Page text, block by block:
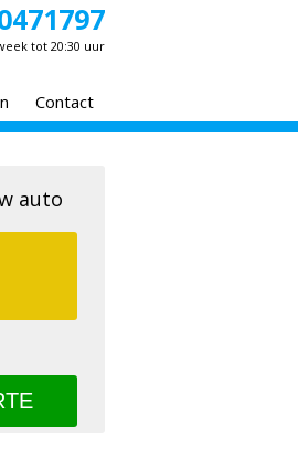
tot 20:30 uur
Contact
auto